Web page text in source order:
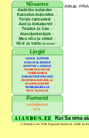
Nõuanne
Aedniku kalender
Kasvatus-kujundus
Tervis taimedest
Aed ja kokakunst
Teadus ja õpe
Aiandustootjale
Muu nõu ja viited
Küsi ja vasta(foorum)
Lingid
LIIGID, SORDID
KÜLVIKALENDER
HUVITAV LOODUS
TAIMEKASVATUS
TAIMENIMED
RAHVATÄHTPÄEVAD
BIODÜNAAMILINE ja
KUUKALENDER
TAIMEMÄÄRAJA
RIIGI TEATAJA
Partnerid
VIKERRAADIO
ETV
Allikas: PRIA
Kui Sa oma
© Aiandus.ee Kõik õigused kaitstud. Selle